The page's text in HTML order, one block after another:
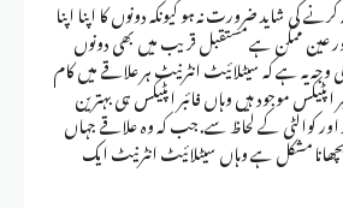
کی شاید ضرورت نہ ہو کیونکہ دونوں کا اپنا اپنا
اور عین ممکن ہے مستقبل قریب میں بھی دونوں
یہ ہے کہ سیٹلائیٹ انٹرنیٹ ہر علاقے میں کام
موجود ہیں وہاں فائبر اپٹیکس ہی بہترین
کوالٹی کے لحاظ سے. جب کہ وہ علاقے جہاں
بچھانا مشکل ہے وہاں سیٹلائیٹ انٹرنیٹ ایک